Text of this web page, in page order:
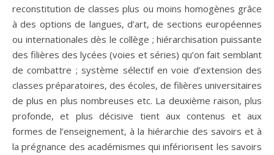
reconstitution de classes plus ou moins homogènes grâce
à des options de langues, d’art, de sections européennes
ou internationales dès le collège ; hiérarchisation puissante
des filières des lycées (voies et séries) qu’on fait semblant
de combattre ; système sélectif en voie d’extension des
classes préparatoires, des écoles, de filières universitaires
de plus en plus nombreuses etc. La deuxième raison, plus
profonde, et plus décisive tient aux contenus et aux
formes de l’enseignement, à la hiérarchie des savoirs et à
la prégnance des académismes qui infériorisent les savoirs